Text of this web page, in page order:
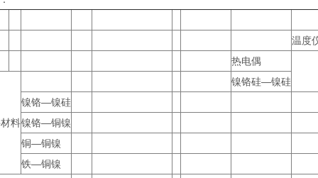
温度
热电偶
料
镍铬硅—镍硅
镍铬—镍硅
镍铬—铜镍
铜—铜镍
铁—铜镍